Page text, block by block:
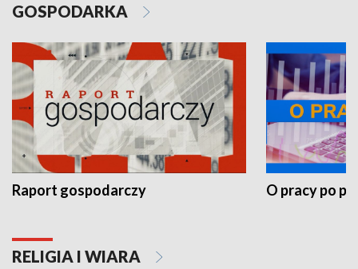
GOSPODARKA
Raport gospodarczy O pracy po
RELIGIA I WIARA